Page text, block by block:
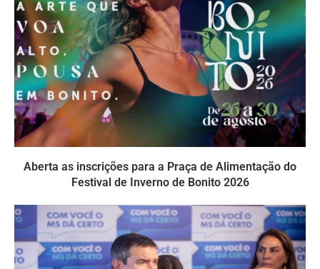
Aberta as inscrições para a Praça de Alimentação do
Festival de Inverno de Bonito 2026